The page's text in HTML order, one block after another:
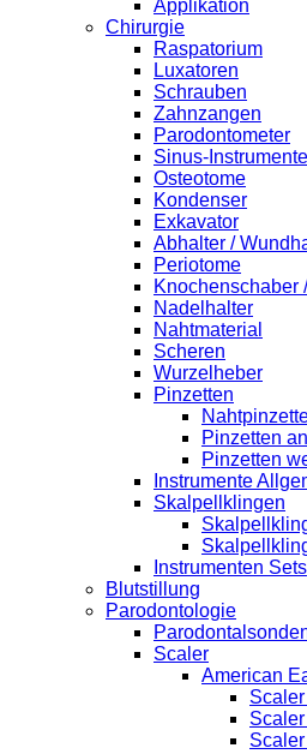
Applikation
Chirurgie
Raspatorium
Luxatoren
Schrauben
Zahnzangen
Parodontometer
Sinus-Instrumente
Osteotome
Kondenser
Exkavator
Abhalter /
Periotome
Knochenschaber
Nadelhalter
Nahtmaterial
Scheren
Wurzelheber
Pinzetten
Pinzetten
Pinzetten
Instrumente
Skalpellklingen
Instrumenten Sets
Blutstillung
Parodontologie
Scaler
American